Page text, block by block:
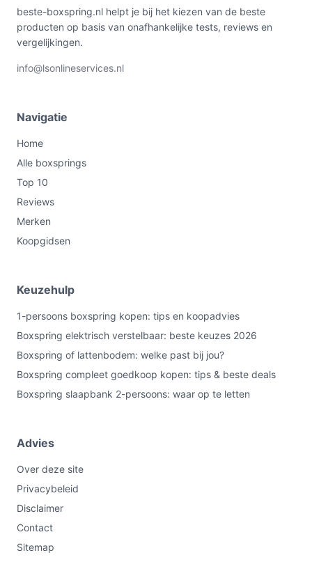
beste-boxspring.nl helpt je bij het kiezen van de beste
producten op basis van onafhankelijke tests, reviews en
vergelijkingen.
info@lsonlineservices.nl
Navigatie
Home
Alle boxsprings
Top 10
Reviews
Merken
Koopgidsen
Keuzehulp
1-persoons boxspring kopen: tips en koopadvies
Boxspring elektrisch verstelbaar: beste keuzes 2026
Boxspring of lattenbodem: welke past bij jou?
Boxspring compleet goedkoop kopen: tips & beste deals
Boxspring slaapbank 2-persoons: waar op te letten
Advies
Over deze site
Privacybeleid
Disclaimer
Contact
Sitemap